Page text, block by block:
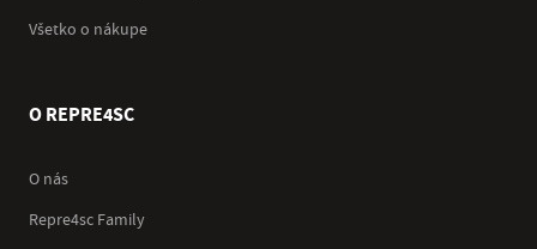
Všetko o nákupe
O REPRE4SC
O nás
Repre4sc Family